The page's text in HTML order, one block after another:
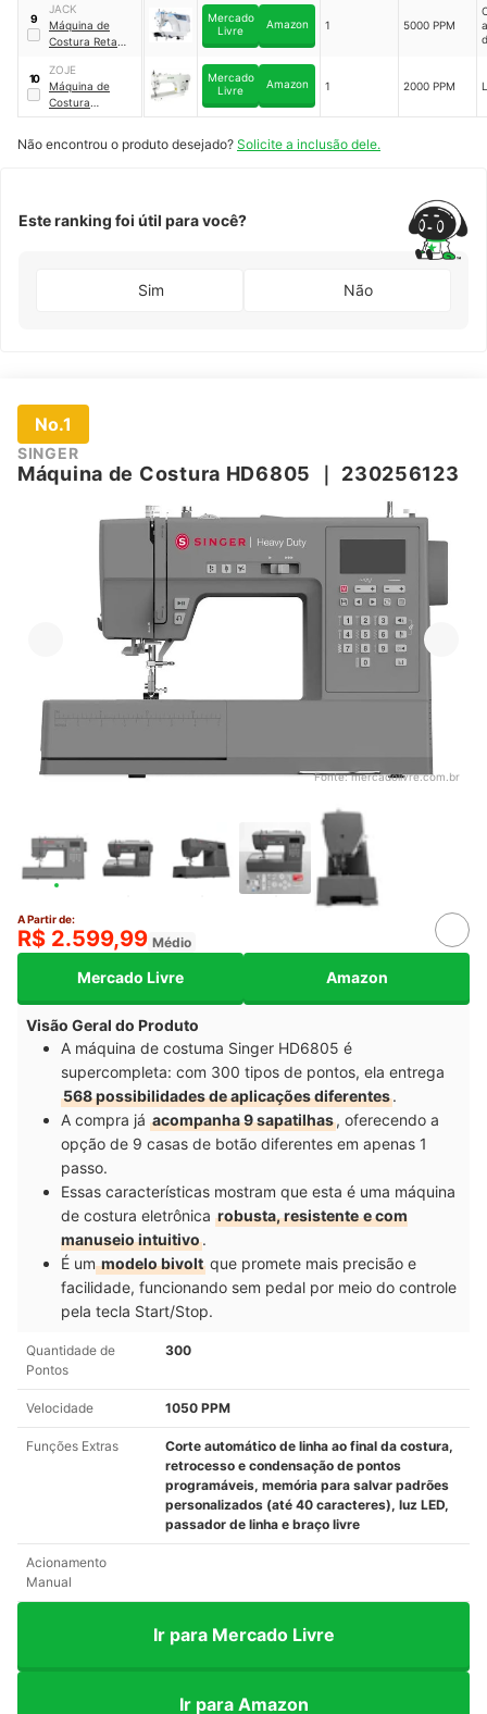
320
9
JACK
Máquina de
Costura Reta
A4C
Mercado
Livre
Amazon 1 5000 PPM
10
ZOJE
Máquina de
Costura
Transporte Duplo
｜ZJ-0303L-3-
Mercado
Livre
Amazon 1 2000 PPM
Não encontrou o produto desejado? Solicite a inclusão dele.
Este ranking foi útil para você?
Sim Não
No.1
SINGER
Máquina de Costura HD6805 ｜ 230256123
Fonte:mercadolivre.com.br
A Partir de:
R$ 2.599,99 Médio
Mercado Livre Amazon
Visão Geral do Produto
A máquina de costuma Singer HD6805 é
supercompleta: com 300 tipos de pontos, ela entrega
568 possibilidades de aplicações diferentes.
A compra já acompanha 9 sapatilhas, oferecendo a
opção de 9 casas de botão diferentes em apenas 1
passo.
Essas características mostram que esta é uma máquina
de costura eletrônica robusta, resistente e com
manuseio intuitivo.
É ummodelo bivolt que promete mais precisão e
facilidade, funcionando sem pedal por meio do controle
pela tecla Start/Stop.
Quantidade de
Pontos
300
Velocidade 1050 PPM
Funções Extras
Corte automático de linha ao final da costura,
retrocesso e condensação de pontos
programáveis, memória para salvar padrões
personalizados (até 40 caracteres), luz LED,
passador de linha e braço livre
Acionamento
Manual
Ir para Mercado Livre
Ir para Amazon